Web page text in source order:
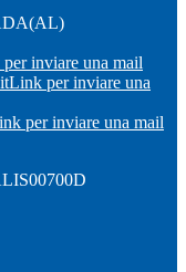
inviare una mail
Link per inviare una
per inviare una mail